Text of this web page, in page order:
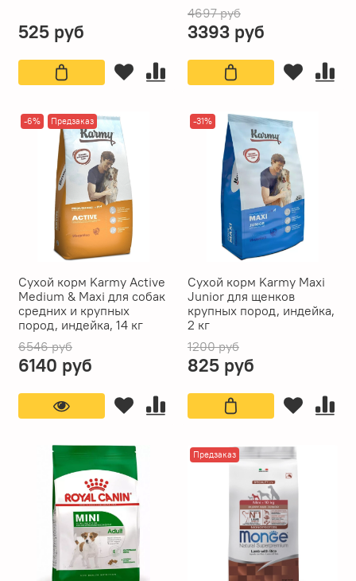
525 руб
4697 руб
3393 руб
-6% Предзаказ
Сухой корм Karmy Active
Medium & Maxi для собак
средних и крупных
пород, индейка, 14 кг
6546 руб
6140 руб
-31%
Сухой корм Karmy Maxi
Junior для щенков
крупных пород, индейка,
2 кг
1200 руб
825 руб
Предзаказ